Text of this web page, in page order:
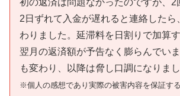
2日ずれて入金が遅れると連絡したら
わりました。延滞料を日割りで加算す
翌月の返済額が予告なく膨らんでい
も変わり、以降は脅し口調になりまし
※個人の感想であり実際の被害内容を保証す